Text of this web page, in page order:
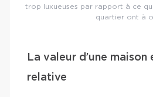
trop luxueuses par rapport à ce
quartier ont à
La valeur d’une
relative